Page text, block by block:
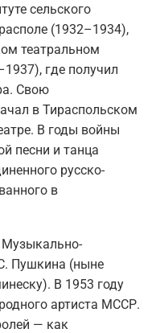
сельского
(1932–1934),
театральном
где получил
Свою
в Тираспольском
В годы войны
песни и танца
русско-
в
Музыкально-
Пушкина (ныне
В 1953 году
артиста МССР.
— как